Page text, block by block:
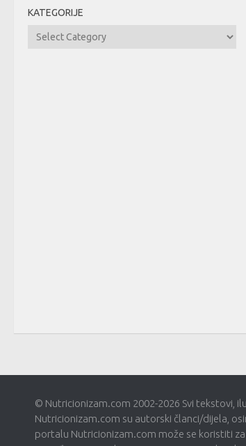
KATEGORIJE
Kategorije
© Nutricionizam.com 2002-2026 Svi tekstovi,
Nutricionizam.com su autorski članci/dijela,
portalu Nutricionizam.com može se koristiti